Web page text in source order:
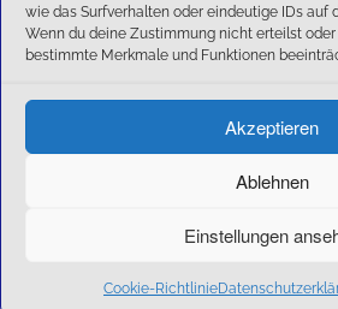
wie das Surfverhalten oder eindeutige IDs auf
Wenn du deine Zustimmung nicht erteilst
bestimmte Merkmale und Funktionen
Akzeptieren
Ablehnen
Einstellungen
Cookie-Richtlinie
Ballschule erweitert!
6:1-Triumph im Heimfinale: Der SC Olching
Außensaison 2025
Start am 01.
SC Olching e.V.·